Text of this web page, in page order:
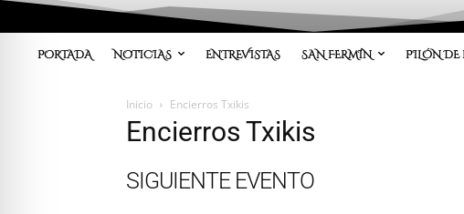
PORTADA NOTICIAS ENTREVISTAS SAN FERMÍN PILÓN DE
Inicio Encierros Txikis
Encierros Txikis
SIGUIENTE EVENTO